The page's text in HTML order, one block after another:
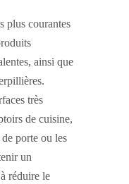
plus courantes
ainsi que
très
de cuisine,
porte ou les
un
réduire le